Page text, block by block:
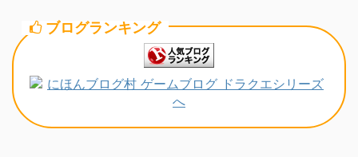
ブログランキング